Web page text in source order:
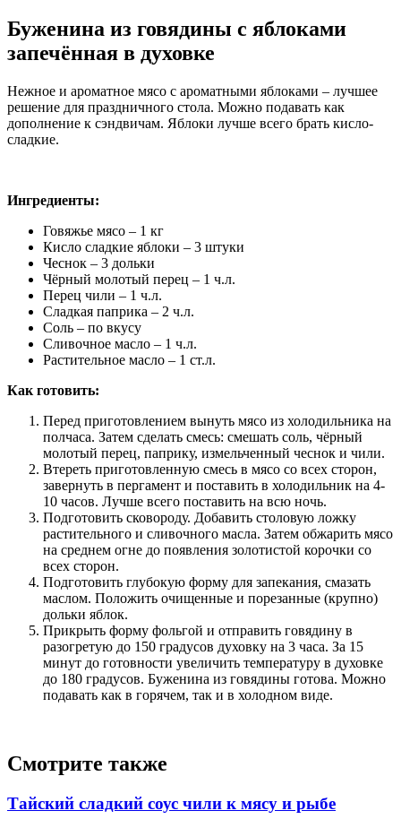
Буженина из говядины с яблоками
запечённая в духовке
Нежное и ароматное мясо с ароматными яблоками – лучшее
решение для праздничного стола. Можно подавать как
дополнение к сэндвичам. Яблоки лучше всего брать кисло-
сладкие.
Ингредиенты:
Говяжье мясо – 1 кг
Кисло сладкие яблоки – 3 штуки
Чеснок – 3 дольки
Чёрный молотый перец – 1 ч.л.
Перец чили – 1 ч.л.
Сладкая паприка – 2 ч.л.
Соль – по вкусу
Сливочное масло – 1 ч.л.
Растительное масло – 1 ст.л.
Как готовить:
Перед приготовлением вынуть мясо из холодильника на
полчаса. Затем сделать смесь: смешать соль, чёрный
молотый перец, паприку, измельченный чеснок и чили.
Втереть приготовленную смесь в мясо со всех сторон,
завернуть в пергамент и поставить в холодильник на 4-
10 часов. Лучше всего поставить на всю ночь.
Подготовить сковороду. Добавить столовую ложку
растительного и сливочного масла. Затем обжарить мясо
на среднем огне до появления золотистой корочки со
всех сторон.
Подготовить глубокую форму для запекания, смазать
маслом. Положить очищенные и порезанные (крупно)
дольки яблок.
Прикрыть форму фольгой и отправить говядину в
разогретую до 150 градусов духовку на 3 часа. За 15
минут до готовности увеличить температуру в духовке
до 180 градусов. Буженина из говядины готова. Можно
подавать как в горячем, так и в холодном виде.
Смотрите также
Тайский сладкий соус чили к мясу и рыбе